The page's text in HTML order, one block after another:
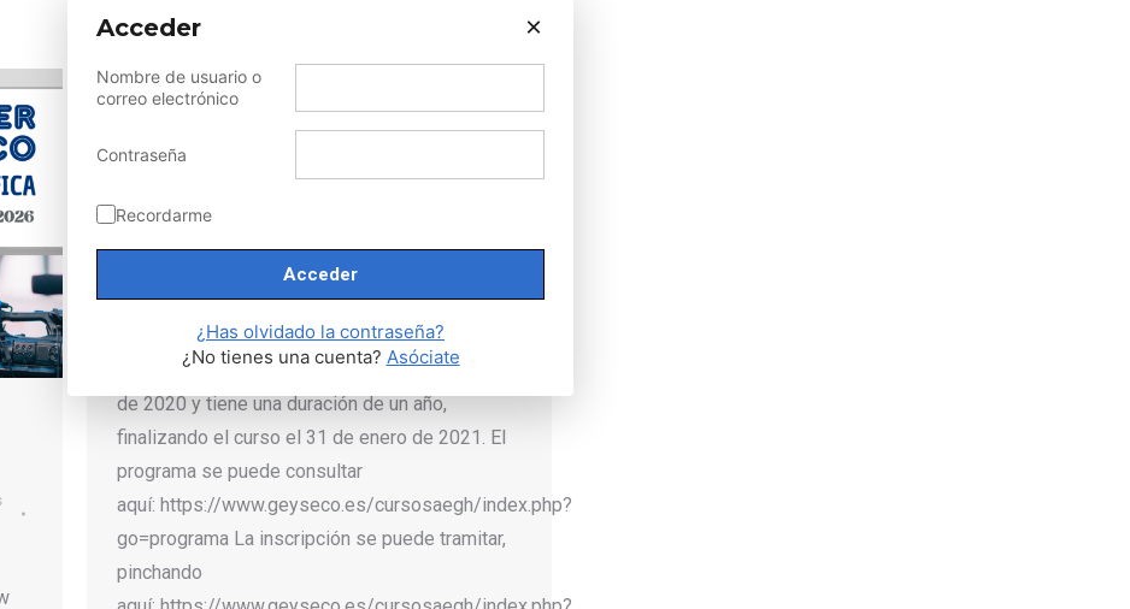
TERCERA EDICIÓN DEL CURSO
DE ACTUALIZACIÓN GENÉTICA
ONLINE
Actividades,Actualidad,Eventos y Cursos AEGH
gestor AEGH noviembre 21, 2019
La fecha de inicio del curso es el 1 de febrero
de 2020 y tiene una duración de un año,
finalizando el curso el 31 de enero de 2021. El
programa se puede consultar
aquí: https://www.geyseco.es/cursosaegh/index.php?
go=programa La inscripción se puede tramitar,
pinchando
Acceder ×
Nombre de usuario o
correo electrónico
Contraseña
Recordarme
¿Has olvidado la contraseña?
¿No tienes una cuenta? Asóciate